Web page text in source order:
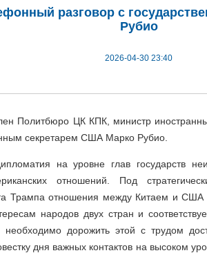
разговор с
Рубио
2026-04-30 23:40
Политбюро ЦК КПК, министр
секретарем США Марко Рубио.
на уровне глав государств
отношений. Под
Трампа отношения между Китаем и США
народов двух стран и
дорожить этой с трудом
дня важных контактов на высоком